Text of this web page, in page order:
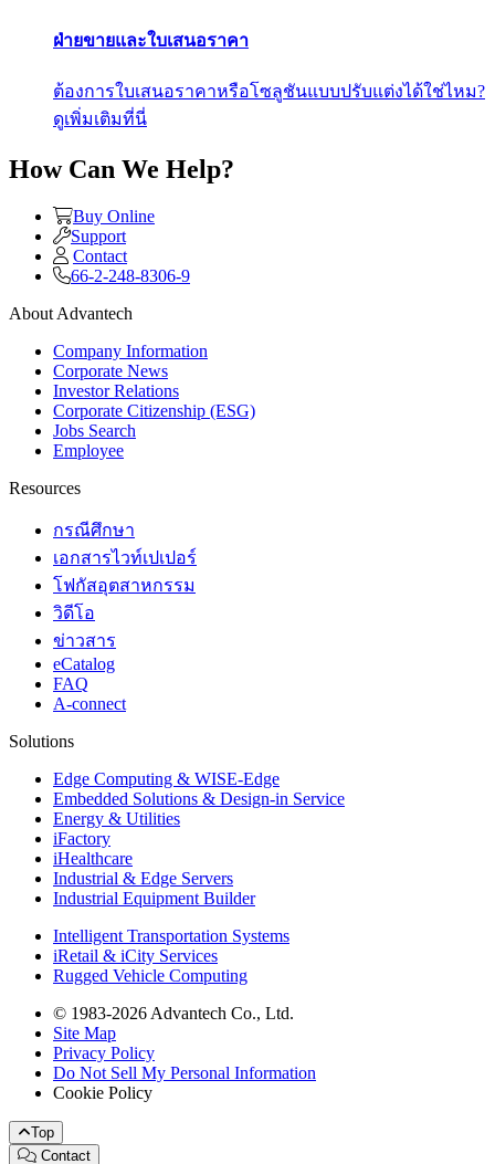
ฝ่ายขายและใบเสนอราคา
ต้องการใบเสนอราคาหรือโซลูชันแบบปรับแต่งได้ใช่ไหม?
ดูเพิ่มเติมที่นี่
How Can We Help?
Buy Online
Support
Contact
66-2-248-8306-9
About Advantech
Company Information
Corporate News
Investor Relations
Corporate Citizenship (ESG)
Jobs Search
Employee
Resources
กรณีศึกษา
เอกสารไวท์เปเปอร์
โฟกัสอุตสาหกรรม
วิดีโอ
ข่าวสาร
eCatalog
FAQ
A-connect
Solutions
Edge Computing & WISE-Edge
Embedded Solutions & Design-in Service
Energy & Utilities
iFactory
iHealthcare
Industrial & Edge Servers
Industrial Equipment Builder
Intelligent Transportation Systems
iRetail & iCity Services
Rugged Vehicle Computing
© 1983-2026 Advantech Co., Ltd.
Site Map
Privacy Policy
Do Not Sell My Personal Information
Cookie Policy
Top
Contact